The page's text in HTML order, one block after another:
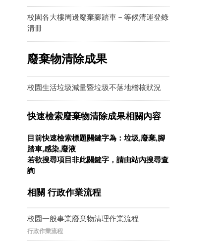
校園各大樓周邊廢棄腳踏車－等候清運登錄
清冊
廢棄物清除成果
校園生活垃圾減量暨垃圾不落地稽核狀況
快速檢索廢棄物清除成果相關內容
目前快速檢索標題關鍵字為：垃圾,廢棄,腳
踏車,感染,廢液
若欲搜尋項目非此關鍵字，請由站內搜尋查
詢
相關 行政作業流程
校園一般事業廢棄物清理作業流程
行政作業流程